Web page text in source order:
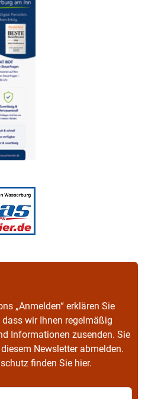
„Anmelden“ erklären Sie
wir Ihnen regelmäßig
Informationen zusenden. Sie
Newsletter abmelden.
finden Sie hier.